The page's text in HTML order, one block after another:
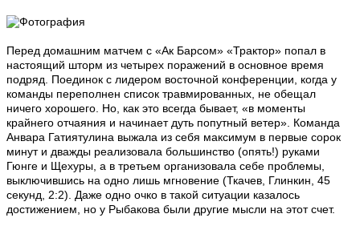
Перед домашним матчем с «Ак Барсом» «Трактор» попал в
настоящий шторм из четырех поражений в основное время
подряд. Поединок с лидером восточной конференции, когда у
команды переполнен список травмированных, не обещал
ничего хорошего. Но, как это всегда бывает, «в моменты
крайнего отчаяния и начинает дуть попутный ветер». Команда
Анвара Гатиятулина выжала из себя максимум в первые сорок
минут и дважды реализовала большинство (опять!) руками
Гюнге и Щехуры, а в третьем организовала себе проблемы,
выключившись на одно лишь мгновение (Ткачев, Глинкин, 45
секунд, 2:2). Даже одно очко в такой ситуации казалось
достижением, но у Рыбакова были другие мысли на этот счет.